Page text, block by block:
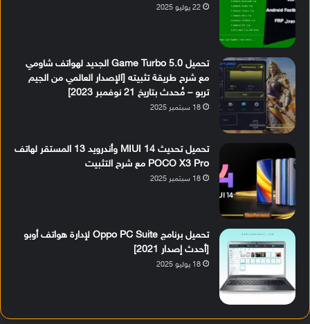
22 يوليو 2025
تحميل Game Turbo 5.0 الجديد لهواتف شاومي
مع شرح طريقة تثبيته [الإصدار العالمي من الجيم
تربو – مُحدث بتاريخ 21 نوفمبر 2023]
18 سبتمبر 2025
تحميل تحديث MIUI 14 وأندرويد 13 المستقر لهاتف
POCO X3 Pro مع شرح التثبيت
18 سبتمبر 2025
تحميل برنامج Oppo PC Suite لإدارة هواتف أوبو
[أحدث إصدار 2021]
18 يوليو 2025